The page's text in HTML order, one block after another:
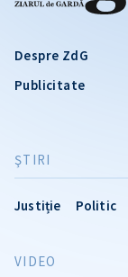
Despre ZdG
Publicitate
ŞTIRI
Justiție Politic
VIDEO